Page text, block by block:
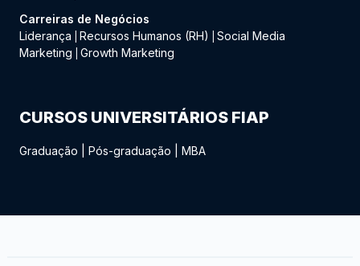
Carreiras de Negócios
Liderança
Recursos Humanos (RH)
Social Media
Marketing
Growth Marketing
CURSOS UNIVERSITÁRIOS FIAP
Graduação Pós-graduação MBA